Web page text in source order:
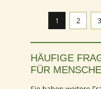
Seite
1 Seite
2 3
HÄUFIGE
FÜR